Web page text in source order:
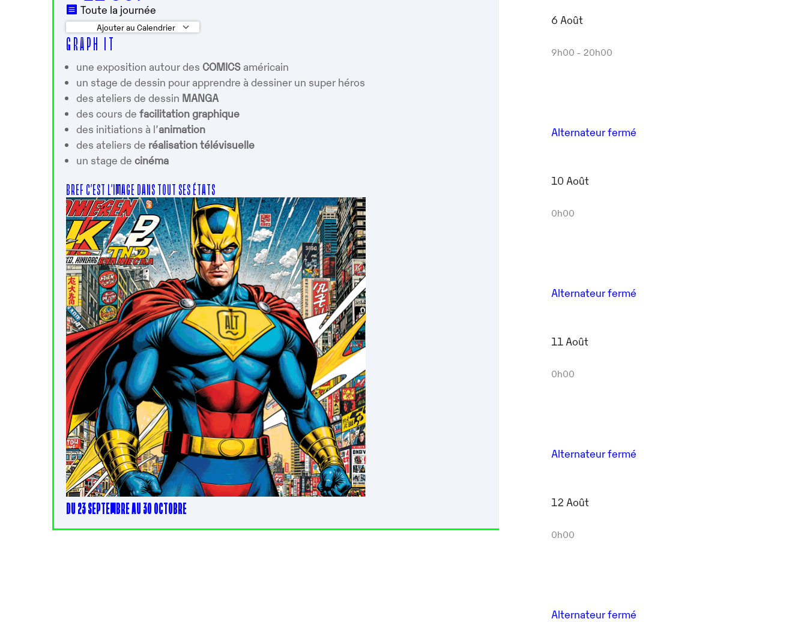
Toute la journée
Ajouter au Calendrier
Télécharger ICS Outlook Live
G R A P H I T
une exposition autour desCOMICSaméricain
un stage de dessin pour apprendre à dessiner un super héros
des ateliers de dessin MANGA
des cours defacilitation graphique
des initiations à l’animation
des ateliers de réalisation télévisuelle
un stage decinéma
BREF C’EST L’IMAGE DANS TOUT SES ÉTATS
DU 23 SEPTEMBRE AU 30 OCTOBRE
6 Août
9h00 - 20h00
Alternateur fermé
10 Août
0h00
Alternateur fermé
11 Août
0h00
Alternateur fermé
12 Août
0h00
Alternateur fermé